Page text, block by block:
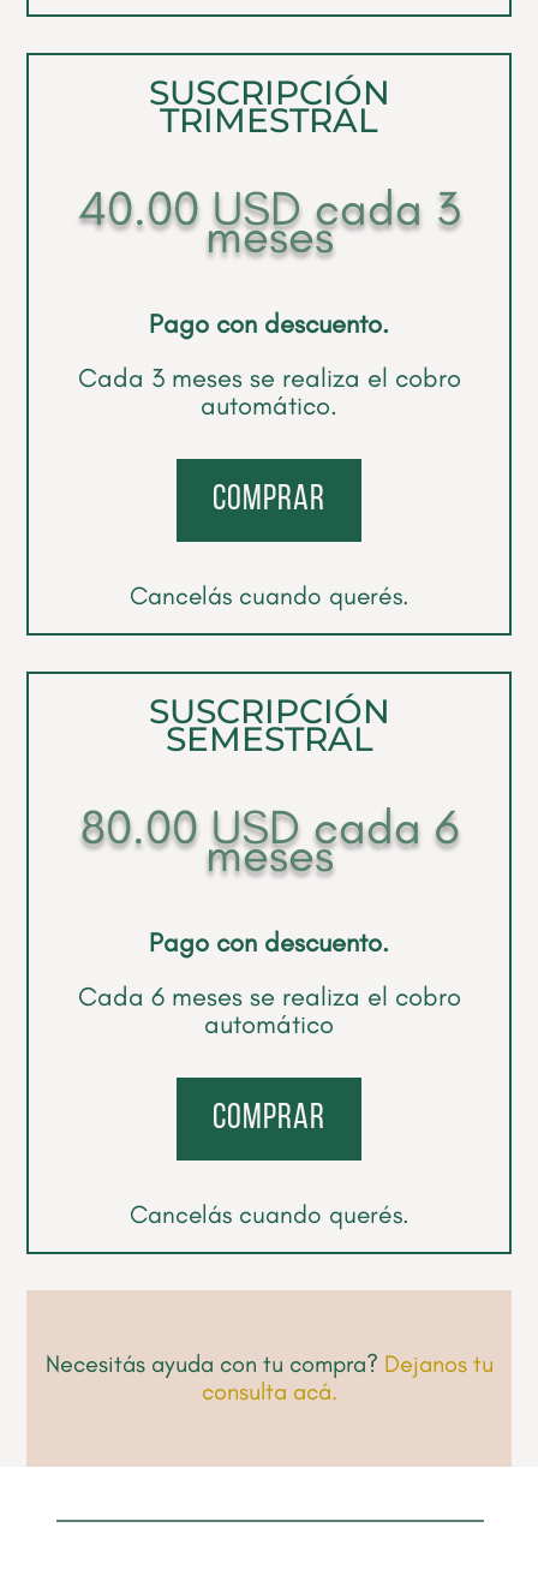
SUSCRIPCIÓN
TRIMESTRAL
40.00 USD cada 3
meses
Pago con descuento.
Cada 3 meses se realiza el cobro
automático.
comprar
Cancelás cuando querés.
SUSCRIPCIÓN
SEMESTRAL
80.00 USD cada 6
meses
Pago con descuento.
Cada 6 meses se realiza el cobro
automático
comprar
Cancelás cuando querés.
Necesitás ayuda con tu compra? Dejanos tu
consulta acá.